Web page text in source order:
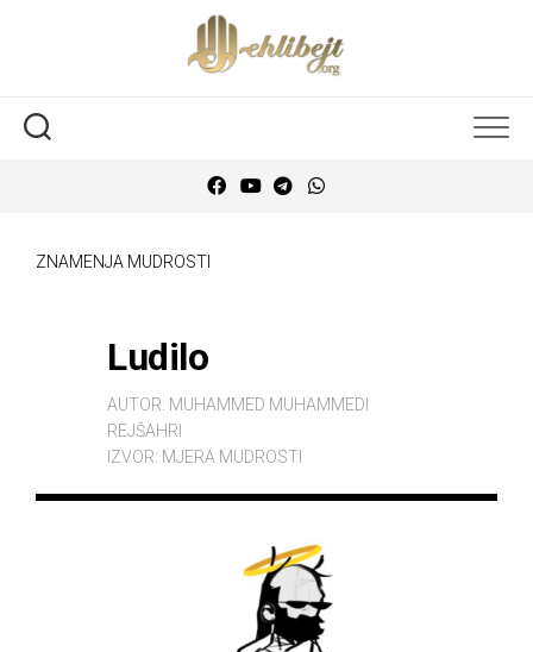
ZNAMENJA MUDROSTI
Ludilo
AUTOR: MUHAMMED MUHAMMEDI
REJŠAHRI
IZVOR: MJERA MUDROSTI